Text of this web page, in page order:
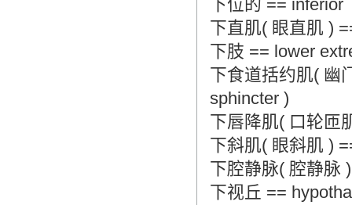
下位的 == inferior
下直肌( 眼直肌 )
下肢 == lower
下食道括约肌( 幽
sphincter )
下唇降肌( 口轮匝
下斜肌( 眼斜肌 )
下腔静脉( 腔静脉
下视丘 ==